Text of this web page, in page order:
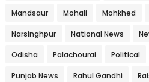
Mandsaur Mohali Mohkhed
Narsinghpur National News
Odisha Palachourai Political
Punjab News Rahul Gandhi